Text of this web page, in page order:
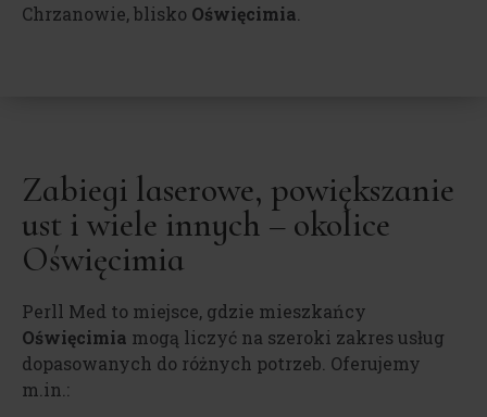
Chrzanowie, blisko Oświęcimia
Zabiegi laserowe, powiększanie
ust i wiele innych – okolice
Oświęcimia
Perll Med to miejsce, gdzie mieszkańcy
Oświęcimia mogą liczyć na szeroki zakres usług
dopasowanych do różnych potrzeb. Oferujemy
m.in.: